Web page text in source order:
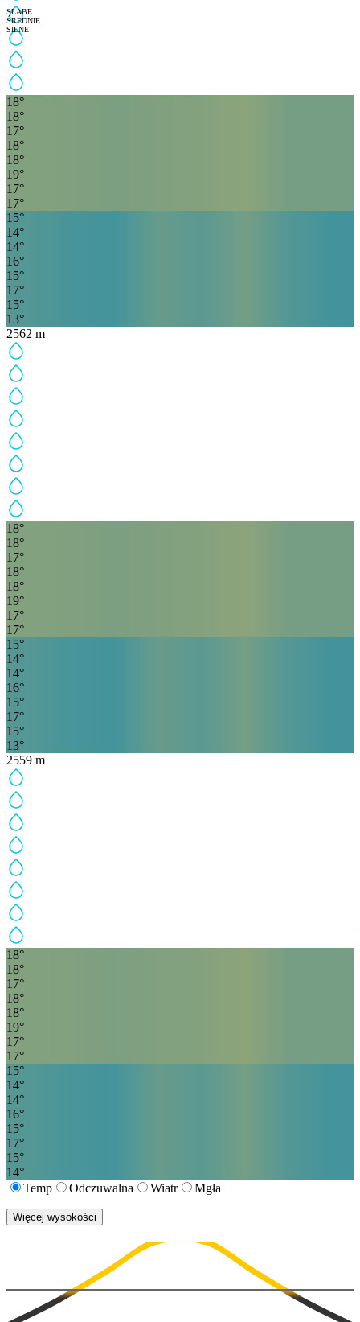
SŁABE
ŚREDNIE
SILNE
18°
18°
17°
18°
18°
19°
17°
17°
15°
14°
14°
16°
15°
17°
15°
13°
2562 m
18°
18°
17°
18°
18°
19°
17°
17°
15°
14°
14°
16°
15°
17°
15°
13°
2559 m
18°
18°
17°
18°
18°
19°
17°
17°
15°
14°
14°
16°
15°
17°
15°
14°
Temp
Odczuwalna Wiatr Mgła
Więcej wysokości